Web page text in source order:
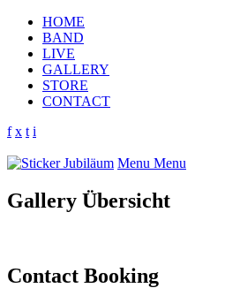
HOME
BAND
LIVE
GALLERY
STORE
CONTACT
f x t i
Menu Menu
Gallery Übersicht
Contact Booking